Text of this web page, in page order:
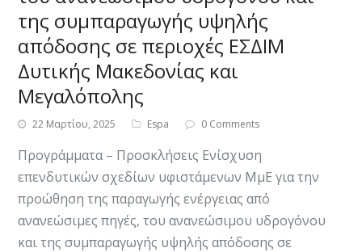
της συμπαραγωγής υψηλής
απόδοσης σε περιοχές ΕΣΔΙΜ
Δυτικής Μακεδονίας και
Μεγαλόπολης
22 Μαρτίου, 2025 Espa 0 Comments
Προγράμματα – Προσκλήσεις Ενίσχυση
επενδυτικών σχεδίων υφιστάμενων ΜμΕ για την
προώθηση της παραγωγής ενέργειας από
ανανεώσιμες πηγές, του ανανεώσιμου υδρογόνου
και της συμπαραγωγής υψηλής απόδοσης σε